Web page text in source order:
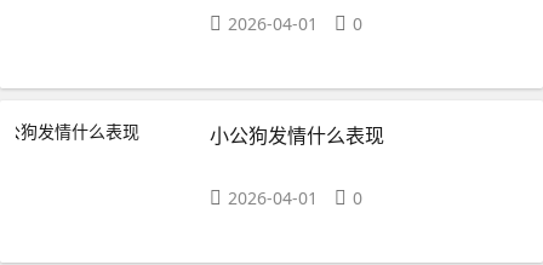
2026-04-01 0
小公狗发情什么表现
2026-04-01 0